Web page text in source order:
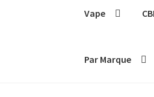
Vape
Par Marque